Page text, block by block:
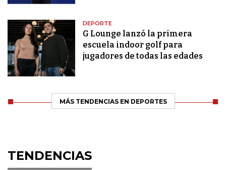
DEPORTE
G Lounge lanzó la primera
escuela indoor golf para
jugadores de todas las edades
MÁS TENDENCIAS EN DEPORTES
TENDENCIAS